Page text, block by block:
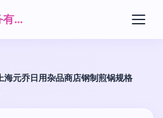
上海绯昕然贸易服务有限公司
上海元乔日用杂品商店钢制煎锅规格